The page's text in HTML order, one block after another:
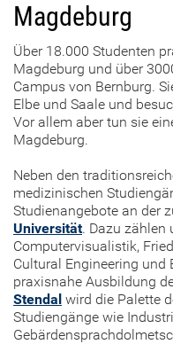
Magdeburg
Über 18.000 Studenten
Magdeburg und über
Campus von Bernburg.
Elbe und Saale und
Vor allem aber tun sie
Magdeburg.
Neben den
medizinischen
Studienangebote an der
Universität. Dazu zählen
Computervisualistik,
Cultural Engineering und
praxisnahe Ausbildung
Stendal wird die Palette
Studiengänge wie